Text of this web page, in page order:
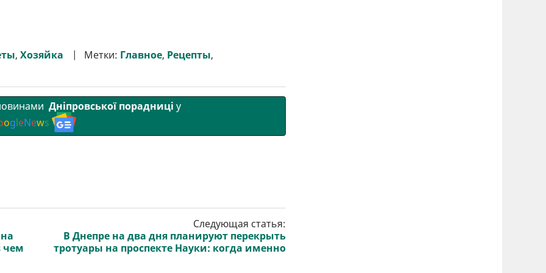
, Хозяйка Метки: Главное, Рецепты,
Дніпровської порадниці у
ogleNews
чем
Следующая статья:
В Днепре на два дня планируют перекрыть
тротуары на проспекте Науки: когда именно